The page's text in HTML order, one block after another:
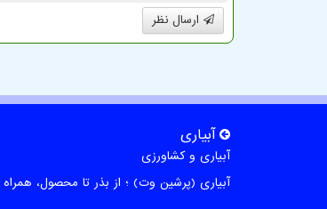
ارسال نظر
آبیاری
آبیاری و کشاورزی
آبیاری (پرشین وت) ؛ از بذر تا محصول،